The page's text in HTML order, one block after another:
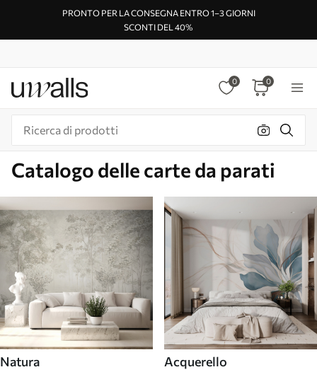
PRONTO PER LA CONSEGNA ENTRO 1–3 GIORNI
SCONTI DEL 40%
0 0
Catalogo delle carte da parati
Natura Acquerello